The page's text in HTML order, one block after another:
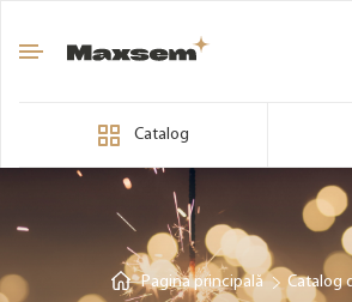
Catalog
Pagina principală Catalog